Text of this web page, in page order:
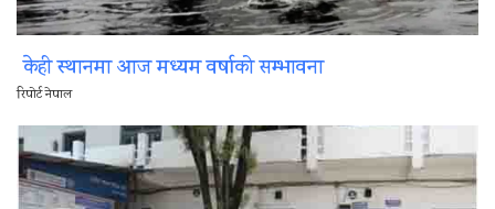
केही स्थानमा आज मध्यम वर्षाको सम्भावना
रिपोर्ट नेपाल